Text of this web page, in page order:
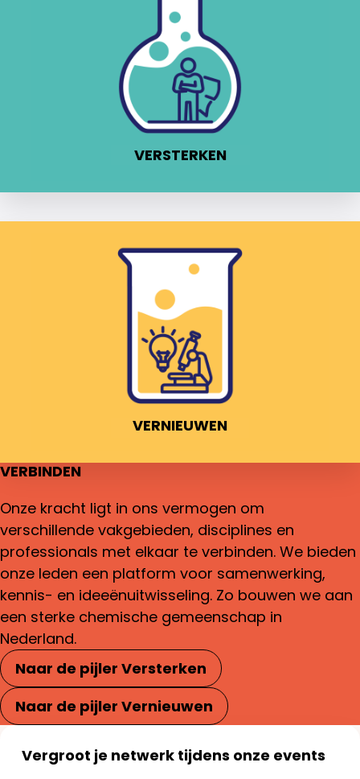
VERSTERKEN
VERNIEUWEN
VERBINDEN
Onze kracht ligt in ons vermogen om
verschillende vakgebieden, disciplines en
professionals met elkaar te verbinden. We bieden
onze leden een platform voor samenwerking,
kennis- en ideeënuitwisseling. Zo bouwen we aan
een sterke chemische gemeenschap in
Nederland.
Naar de pijler Versterken
Naar de pijler Vernieuwen
Vergroot je netwerk tijdens onze events